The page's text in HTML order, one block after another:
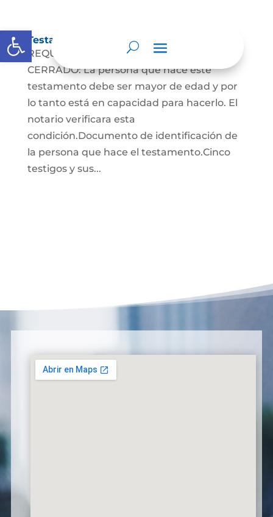
Abrir barra de herramientas
Testamento Cerrado
REQUISITOS PARA EL TESTAMENTO
CERRADO: La persona que hace este
testamento debe ser mayor de edad y por
lo tanto está en capacidad para hacerlo. El
notario verificara esta
condición.Documento de identificación de
la persona que hace el testamento.Cinco
testigos y sus...